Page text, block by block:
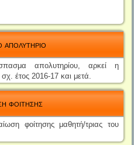
απολυτηριο
μα απολυτηρίου, αρκεί η
έτος 2016-17 και μετά.
φοιτησης
φοίτησης μαθητή/τριας του